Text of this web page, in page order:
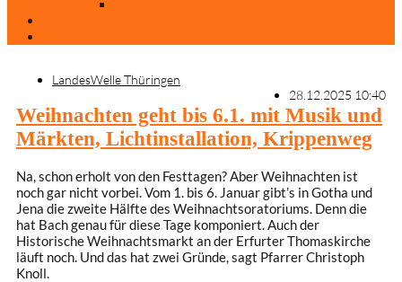
LandesWelle Thüringen
28.12.2025 10:40
Weihnachten geht bis 6.1. mit Musik und
Märkten, Lichtinstallation, Krippenweg
Na, schon erholt von den Festtagen? Aber Weihnachten ist
noch gar nicht vorbei. Vom 1. bis 6. Januar gibt’s in Gotha und
Jena die zweite Hälfte des Weihnachtsoratoriums. Denn die
hat Bach genau für diese Tage komponiert. Auch der
Historische Weihnachtsmarkt an der Erfurter Thomaskirche
läuft noch. Und das hat zwei Gründe, sagt Pfarrer Christoph
Knoll.